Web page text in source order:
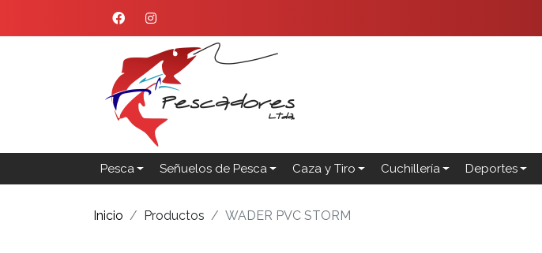
Pesca Señuelos de Pesca Caza y Tiro Cuchillería Deportes
Inicio Productos WADER PVC STORM